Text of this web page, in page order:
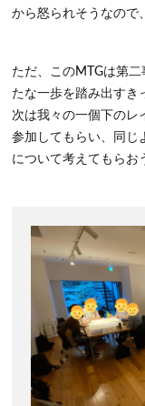
から怒られそうなので
ただ、このMTGは第
たな一歩を踏み出すき
次は我々の一個下のレ
参加してもらい、同じ
について考えてもらお